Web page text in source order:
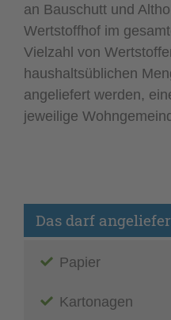
an Bauschutt und
Wertstoffhof im
Vielzahl von
haushaltsüblichen
angeliefert werden,
jeweilige
Das darf
Papier
Kartonagen